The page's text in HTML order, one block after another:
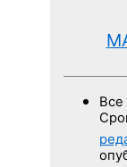
Все